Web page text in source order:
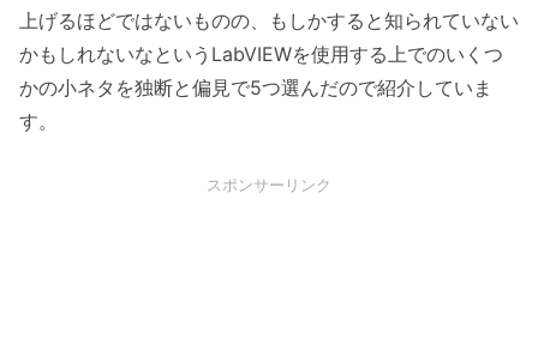
上げるほどではないものの、もしかすると知られていない
かもしれないなというLabVIEWを使用する上でのいくつ
かの小ネタを独断と偏見で5つ選んだので紹介していま
す。
スポンサーリンク